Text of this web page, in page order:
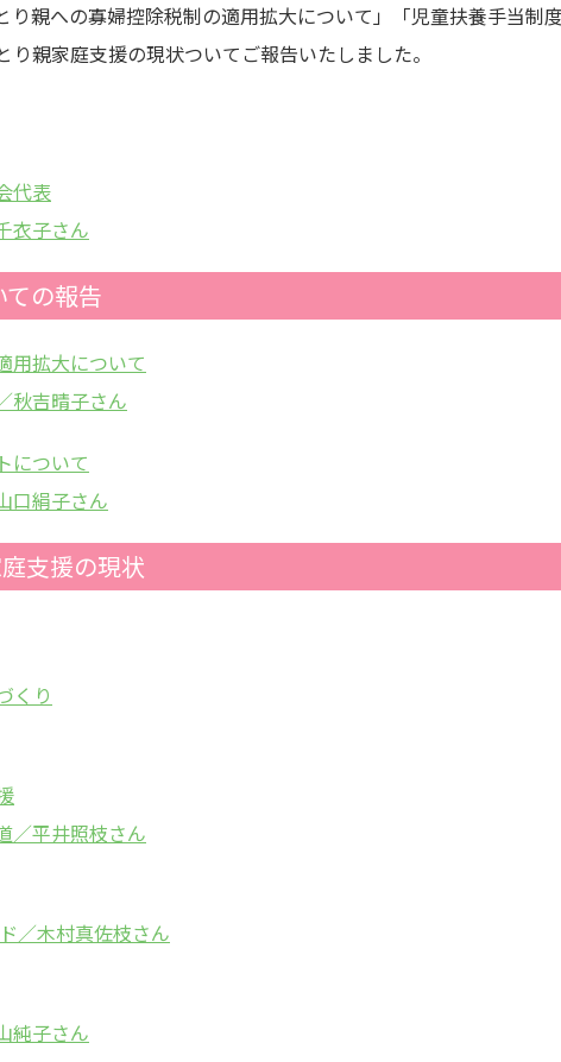
り親への寡婦控除税制の適用拡大について」「児童扶養手当制
親家庭支援の現状ついてご報告いたしました。
代表
衣子さん
の報告
用拡大について
秋吉晴子さん
について
口絹子さん
支援の現状
くり
／平井照枝さん
／木村真佐枝さん
純子さん